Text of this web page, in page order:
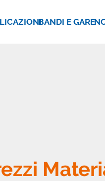
BANDI E GARE